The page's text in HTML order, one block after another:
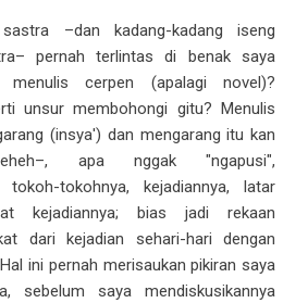
–dan kadang-kadang iseng
pernah terlintas di benak saya
menulis cerpen (apalagi novel)?
unsur membohongi gitu? Menulis
(insya') dan mengarang itu kan
apa nggak "ngapusi",
tokohnya, kejadiannya, latar
kejadiannya; bias jadi rekaan
dari kejadian sehari-hari dengan
ini pernah merisaukan pikiran saya
sebelum saya mendiskusikannya